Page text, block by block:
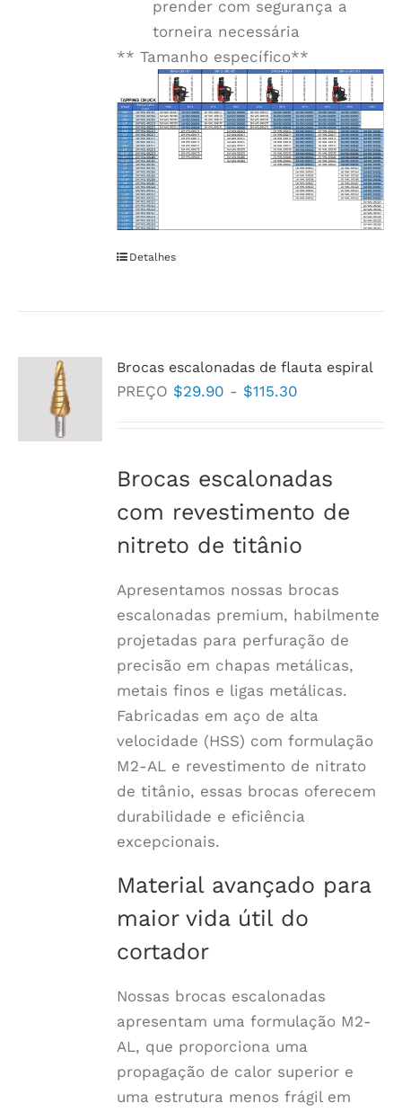
prender com segurança a
torneira necessária
** Tamanho específico**
Detalhes
Brocas escalonadas de flauta espiral
PREÇO $29.90 - $115.30
$29.90
a
$115.30
Brocas escalonadas
com revestimento de
nitreto de titânio
Apresentamos nossas brocas
escalonadas premium, habilmente
projetadas para perfuração de
precisão em chapas metálicas,
metais finos e ligas metálicas.
Fabricadas em aço de alta
velocidade (HSS) com formulação
M2-AL e revestimento de nitrato
de titânio, essas brocas oferecem
durabilidade e eficiência
excepcionais.
Material avançado para
maior vida útil do
cortador
Nossas brocas escalonadas
apresentam uma formulação M2-
AL, que proporciona uma
propagação de calor superior e
uma estrutura menos frágil em